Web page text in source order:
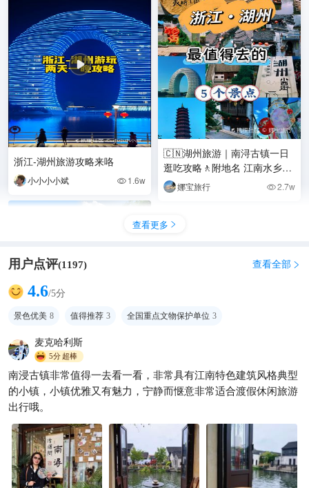
浙江-湖州旅游攻略来咯
小小小小斌  1.6w
零差评的AAAAA级江南水乡，
比乌镇清净10倍‼️
说走就走的❤️
🇨🇳湖州旅游｜南浔古镇一日
逛吃攻略🚶附地名 江南水乡天
花板！白墙黛瓦穿越百年时光
娜宝旅行 2.7w
查看更多 
用户点评(1197) 查看全部 
4.6/5分
景色优美 8 值得推荐 3 全国重点文物保护单位 3
麦克哈利斯
5分超棒
南浸古镇非常值得一去看一看，非常具有江南特色建筑风格典型
的小镇，小镇优雅又有魅力，宁静而惬意非常适合渡假休闲旅游
出行哦。